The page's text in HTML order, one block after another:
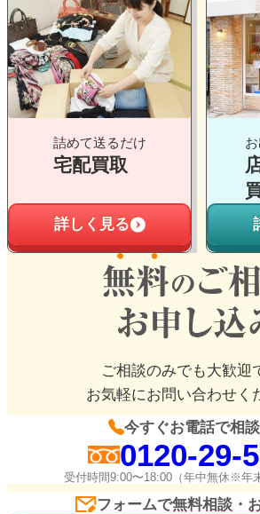
詰めて送るだけ
宅配買取
詳しく見る
ル
ー
プ
リ
ン
ク
ル
ー
プ
リ
ン
ク
ご相談のみでも大歓迎
お気軽にお問い合わせく
今すぐお電話で相
0120-29-
受付時間9:00〜18:00（年中無休※年
フォームで無料相談・